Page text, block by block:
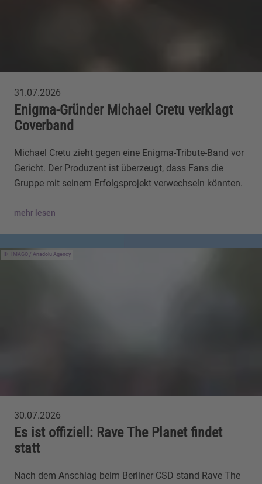
31.07.2026
Enigma-Gründer Michael Cretu verklagt
Coverband
Michael Cretu zieht gegen eine Enigma-Tribute-Band vor
Gericht. Der Produzent ist überzeugt, dass Fans die
Gruppe mit seinem Erfolgsprojekt verwechseln könnten.
mehr lesen
IMAGO / Anadolu Agency
30.07.2026
Es ist offiziell: Rave The Planet findet
statt
Nach dem Anschlag beim Berliner CSD stand Rave The